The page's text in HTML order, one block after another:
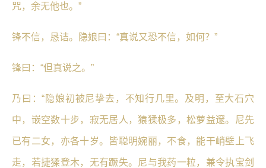
咒，余无他也。”
锋不信，恳诘。隐娘曰：“真说又恐不信，如何？”
锋曰：“但真说之。”
乃曰：“隐娘初被尼挚去，不知行几里。及明，至大石穴
中，嵌空数十步，寂无居人，猿猱极多，松萝益邃。尼先
已有二女，亦各十岁。皆聪明婉丽，不食，能干峭壁上飞
走，若捷猱登木，无有蹶失。尼与我药一粒，兼令执宝剑